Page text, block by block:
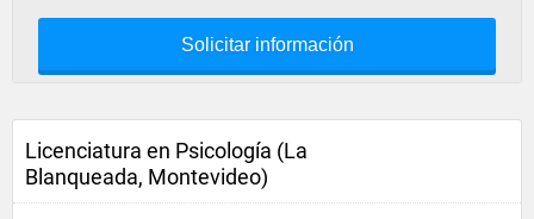
Solicitar información
Licenciatura en Psicología (La
Blanqueada, Montevideo)